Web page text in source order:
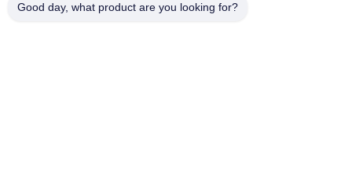
Good day, what product are you looking for?